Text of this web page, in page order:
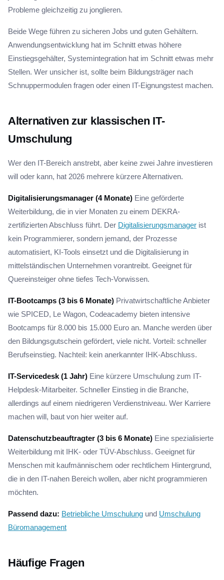
Probleme gleichzeitig zu jonglieren.
Beide Wege führen zu sicheren Jobs und guten Gehältern.
Anwendungsentwicklung hat im Schnitt etwas höhere
Einstiegsgehälter, Systemintegration hat im Schnitt etwas mehr
Stellen. Wer unsicher ist, sollte beim Bildungsträger nach
Schnuppermodulen fragen oder einen IT-Eignungstest machen.
Alternativen zur klassischen IT-
Umschulung
Wer den IT-Bereich anstrebt, aber keine zwei Jahre investieren
will oder kann, hat 2026 mehrere kürzere Alternativen.
Digitalisierungsmanager (4 Monate) Eine geförderte
Weiterbildung, die in vier Monaten zu einem DEKRA-
zertifizierten Abschluss führt. Der Digitalisierungsmanager ist
kein Programmierer, sondern jemand, der Prozesse
automatisiert, KI-Tools einsetzt und die Digitalisierung in
mittelständischen Unternehmen vorantreibt. Geeignet für
Quereinsteiger ohne tiefes Tech-Vorwissen.
IT-Bootcamps (3 bis 6 Monate) Privatwirtschaftliche Anbieter
wie SPICED, Le Wagon, Codeacademy bieten intensive
Bootcamps für 8.000 bis 15.000 Euro an. Manche werden über
den Bildungsgutschein gefördert, viele nicht. Vorteil: schneller
Berufseinstieg. Nachteil: kein anerkannter IHK-Abschluss.
IT-Servicedesk (1 Jahr) Eine kürzere Umschulung zum IT-
Helpdesk-Mitarbeiter. Schneller Einstieg in die Branche,
allerdings auf einem niedrigeren Verdienstniveau. Wer Karriere
machen will, baut von hier weiter auf.
Datenschutzbeauftragter (3 bis 6 Monate) Eine spezialisierte
Weiterbildung mit IHK- oder TÜV-Abschluss. Geeignet für
Menschen mit kaufmännischem oder rechtlichem Hintergrund,
die in den IT-nahen Bereich wollen, aber nicht programmieren
möchten.
Passend dazu: Betriebliche Umschulung und Umschulung
Büromanagement
Häufige Fragen